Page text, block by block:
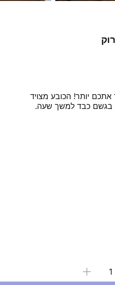
יותר! הכובע מצויד
בגשם כבד למשך שעה.
בחירת כמות